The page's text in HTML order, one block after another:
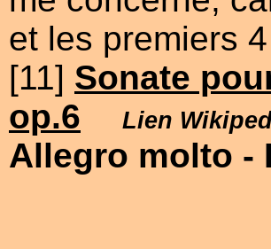
et les premiers
[11] Sonate
op.6
Lien
Allegro molto -